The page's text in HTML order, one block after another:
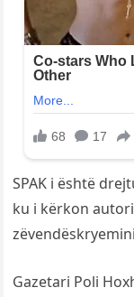
SPAK i është
ku i kërkon
Gazetari Poli